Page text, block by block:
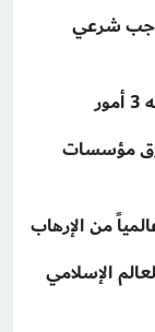
شرعي
فوق مؤسسات
من الإرهاب
الإسلامي